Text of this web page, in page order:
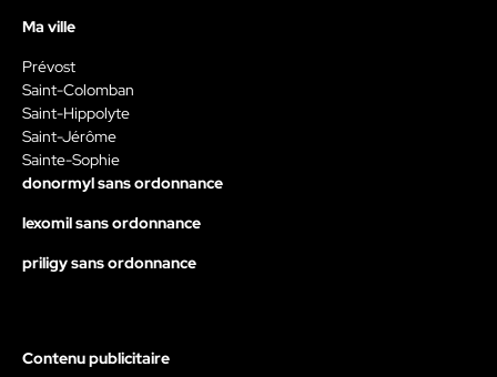
Ma ville
Prévost
Saint-Colomban
Saint-Hippolyte
Saint-Jérôme
Sainte-Sophie
donormyl sans ordonnance
lexomil sans ordonnance
priligy sans ordonnance
Contenu publicitaire